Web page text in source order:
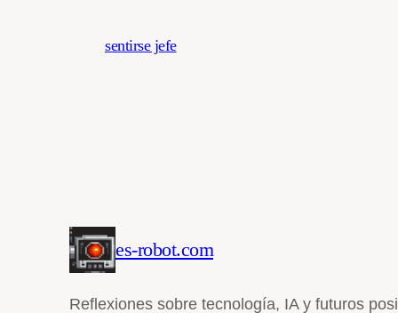
sentirse jefe
es-robot.com
Reflexiones sobre tecnología, IA y futuros